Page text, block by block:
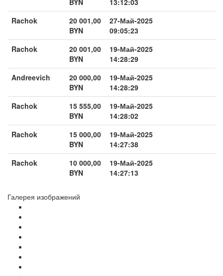
Rachok
20 001,00
BYN
27-Май-2025
09:05:23
Rachok
20 001,00
BYN
19-Май-2025
14:28:29
Andreevich
20 000,00
BYN
19-Май-2025
14:28:29
Rachok
15 555,00
BYN
19-Май-2025
14:28:02
Rachok
15 000,00
BYN
19-Май-2025
14:27:38
Rachok
10 000,00
BYN
19-Май-2025
14:27:13
Галерея изображений